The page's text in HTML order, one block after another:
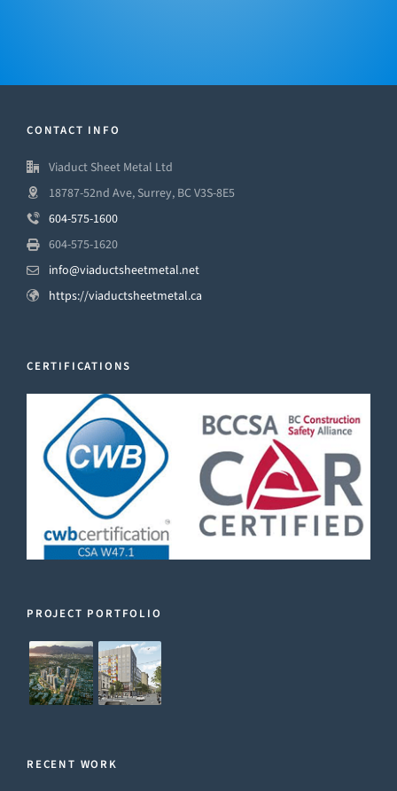
CONTACT INFO
Viaduct Sheet Metal Ltd
18787-52nd Ave, Surrey, BC V3S-8E5
604-575-1600
604-575-1620
info@viaductsheetmetal.net
https://viaductsheetmetal.ca
CERTIFICATIONS
PROJECT PORTFOLIO
RECENT WORK